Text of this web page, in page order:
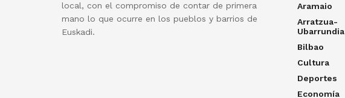
local, con el compromiso de contar de primera
mano lo que ocurre en los pueblos y barrios de
Euskadi.
Aramaio
Arratzua-
Ubarrundia
Bilbao
Cultura
Deportes
Economía